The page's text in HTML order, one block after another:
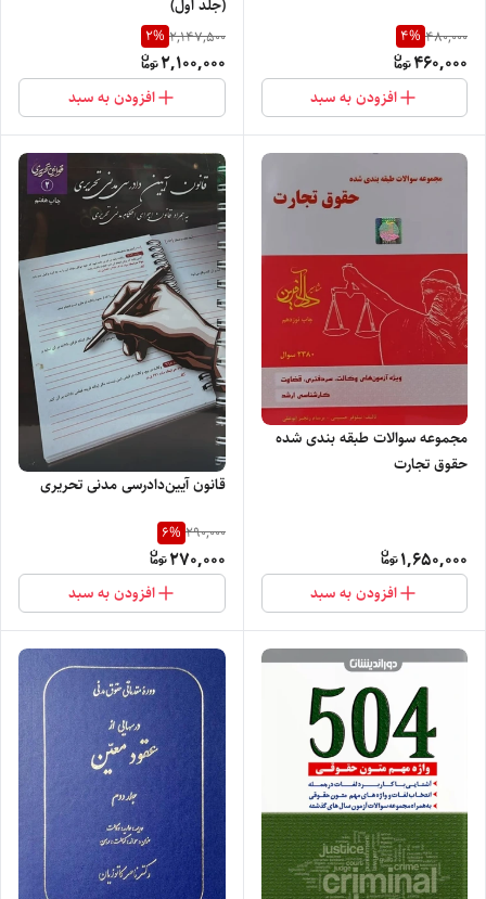
480,000
4%
460,000
افزودن به سبد
(جلد اول)
2,147,500
2%
2,100,000
افزودن به سبد
مجموعه سوالات طبقه بندی شده
حقوق تجارت
1,650,000
افزودن به سبد
قانون آیین‌دادرسی مدنی تحریری
290,000
6%
270,000
افزودن به سبد